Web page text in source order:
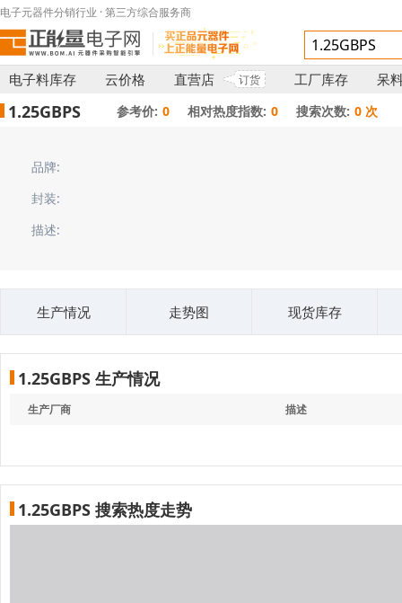
电子元器件分销行业 · 第三方综合服务商
电子料库存 云价格 直营店 订货 工厂库存 呆
1.25GBPS 参考价: 0 相对热度指数: 0 搜索次数: 0 次
品牌:
封装:
描述:
生产情况 走势图 现货库存
1.25GBPS 生产情况
生产厂商 描述
1.25GBPS 搜索热度走势